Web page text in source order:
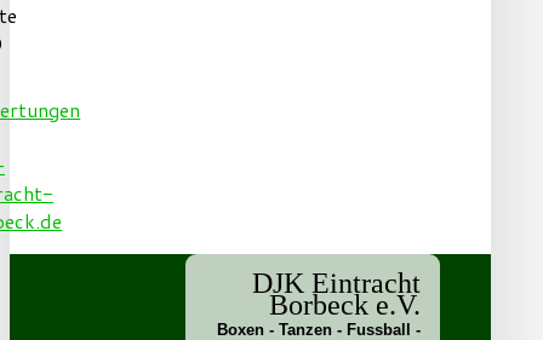
DJK Eintracht
Borbeck e.V.
Boxen - Tanzen - Fussball -